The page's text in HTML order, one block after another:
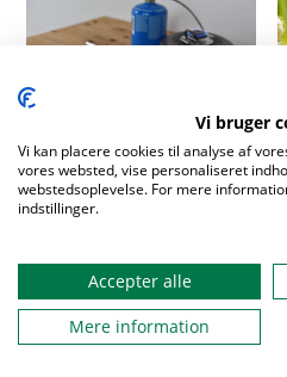
Tinstøbning
Vi bruger
Vi kan placere cookies til analyse af
vores websted, vise personaliseret
webstedsoplevelse. For mere
indstillinger.
Accepter alle
Mere information